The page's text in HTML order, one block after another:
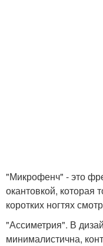
"Микрофенч" - это
окантовкой,
коротких ногтях
"Ассиметрия". В
минималистична,